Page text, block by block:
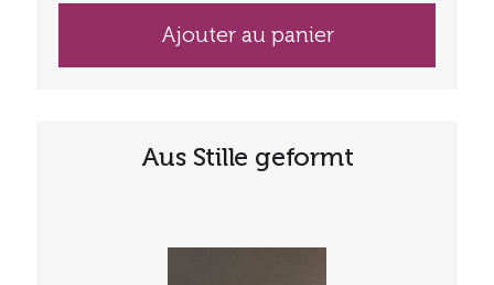
Ajouter au panier
Aus Stille geformt